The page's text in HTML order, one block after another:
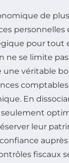
de
personnelles
pour tout
ne se limite
véritable
En
leur
fiscaux